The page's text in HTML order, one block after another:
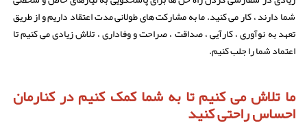
شما دارند ، کار می کنید. ما به مشارکت های طولانی مدت اعتقاد داریم و از طریق
تعهد به نوآوری ، کارآیی ، صداقت ، صراحت و وفاداری ، تلاش زیادی می کنیم تا
اعتماد شما را جلب کنیم.
ما تلاش می کنیم تا به شما کمک کنیم در کنارمان
احساس راحتی کنید